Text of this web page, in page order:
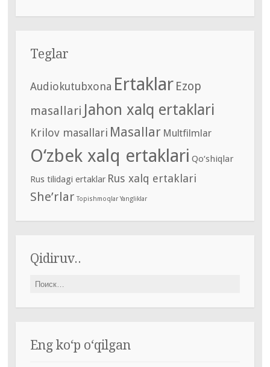
Teglar
Audiokutubxona Ertaklar Ezop
masallari Jahon xalq ertaklari
Krilov masallari Masallar Multfilmlar
O‘zbek xalq ertaklari Qo‘shiqlar
Rus tilidagi ertaklar Rus xalq ertaklari
She’rlar Topishmoqlar Yangliklar
Qidiruv..
Найти:
Eng ko‘p o‘qilgan